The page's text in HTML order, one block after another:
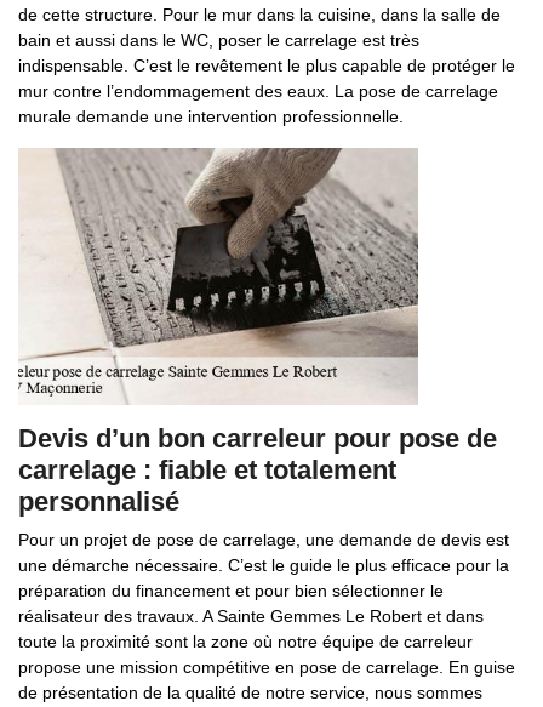
de cette structure. Pour le mur dans la cuisine, dans la salle de
bain et aussi dans le WC, poser le carrelage est très
indispensable. C’est le revêtement le plus capable de protéger le
mur contre l’endommagement des eaux. La pose de carrelage
murale demande une intervention professionnelle.
Devis d’un bon carreleur pour pose de
carrelage : fiable et totalement
personnalisé
Pour un projet de pose de carrelage, une demande de devis est
une démarche nécessaire. C’est le guide le plus efficace pour la
préparation du financement et pour bien sélectionner le
réalisateur des travaux. A Sainte Gemmes Le Robert et dans
toute la proximité sont la zone où notre équipe de carreleur
propose une mission compétitive en pose de carrelage. En guise
de présentation de la qualité de notre service, nous sommes